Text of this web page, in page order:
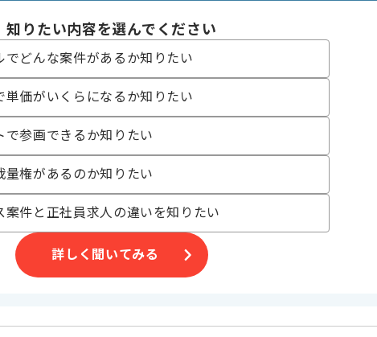
お持ちであれば申し込み可能なケースもございます！まずはお気軽にご相談ください！
保険
テム開発
業務システム
画実績あり , 20代活躍中 , 30代活躍中
知りたい内容を選んでください
でどんな案件があるか知りたい
単価がいくらになるか知りたい
で参画できるか知りたい
量権があるのか知りたい
案件と正社員求人の違いを知りたい
詳しく聞いてみる